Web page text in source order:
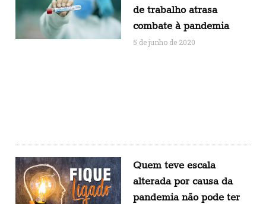
de trabalho atrasa
combate à pandemia
5 de junho de 2020
Quem teve escala
alterada por causa da
pandemia não pode ter